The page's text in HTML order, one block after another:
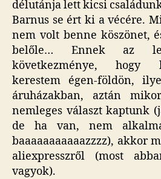
délutánja lett kicsi
Barnus se ért ki a vécére.
nem volt benne köszönet,
belőle… Ennek az
következménye, hogy
kerestem égen-földön,
áruházakban, aztán
nemleges választ kaptunk
de ha van, nem
baaaaaaaaaaazzzz), akkor
aliexpresszről (most
vagyok).